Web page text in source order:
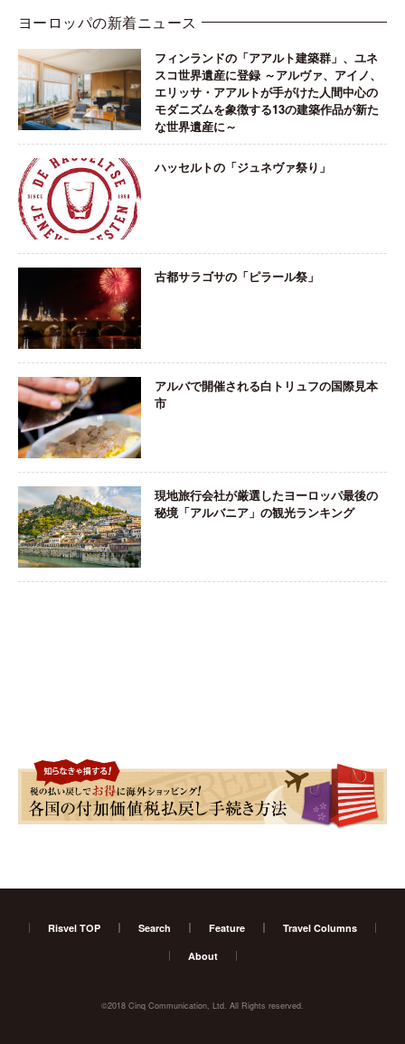
ヨーロッパの新着ニュース
フィンランドの「アアルト建築群」、ユネ
スコ世界遺産に登録 ～アルヴァ、アイノ、
エリッサ・アアルトが手がけた人間中心の
モダニズムを象徴する13の建築作品が新た
な世界遺産に～
ハッセルトの「ジュネヴァ祭り」
古都サラゴサの「ピラール祭」
アルバで開催される白トリュフの国際見本
市
現地旅行会社が厳選したヨーロッパ最後の
秘境「アルバニア」の観光ランキング
Risvel TOP Search Feature Travel Columns
About
©2018 Cinq Communication, Ltd. All Rights reserved.